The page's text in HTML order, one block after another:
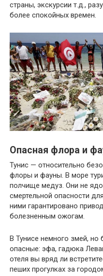
страны, экскурсии т.д.,
более спокойных времен.
Опасная флора и
Тунис — относительно
флоры и фауны. В море
полчище медуз. Они не
смертельной опасности
ними гарантировано
болезненным ожогам.
В Тунисе немного змей, но
опасные: эфа, гадюка
отеля вы вряд ли
пеших прогулках за